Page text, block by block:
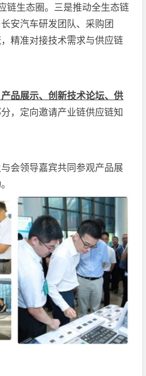
链生态圈。三是推动全生态链
安汽车研发团队、采购团
精准对接技术需求与供应链
品展示、创新技术论坛、供
，定向邀请产业链供应链知
会领导嘉宾共同参观产品展